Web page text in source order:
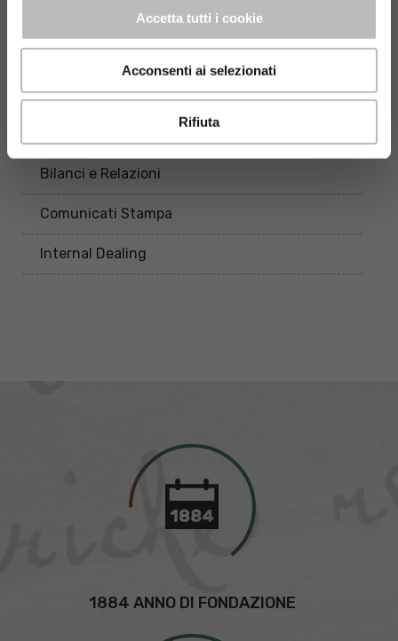
Accetta tutti i cookie
Acconsenti ai selezionati
Rifiuta
INVESTOR RELATIONS
Bilanci e Relazioni
Comunicati Stampa
Internal Dealing
1884 ANNO DI FONDAZIONE